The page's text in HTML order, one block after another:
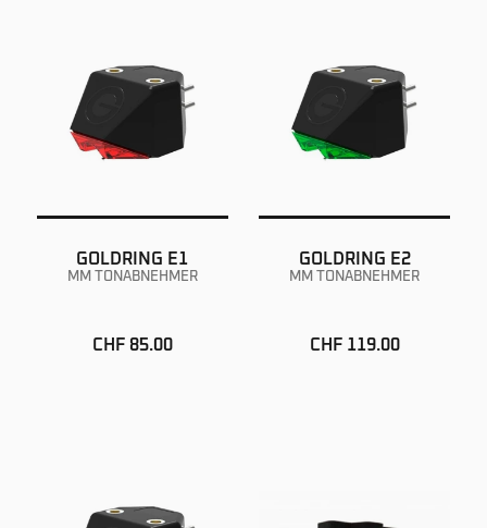
GOLDRING E1
MM TONABNEHMER
CHF 85.00
GOLDRING E2
MM TONABNEHMER
CHF 119.00